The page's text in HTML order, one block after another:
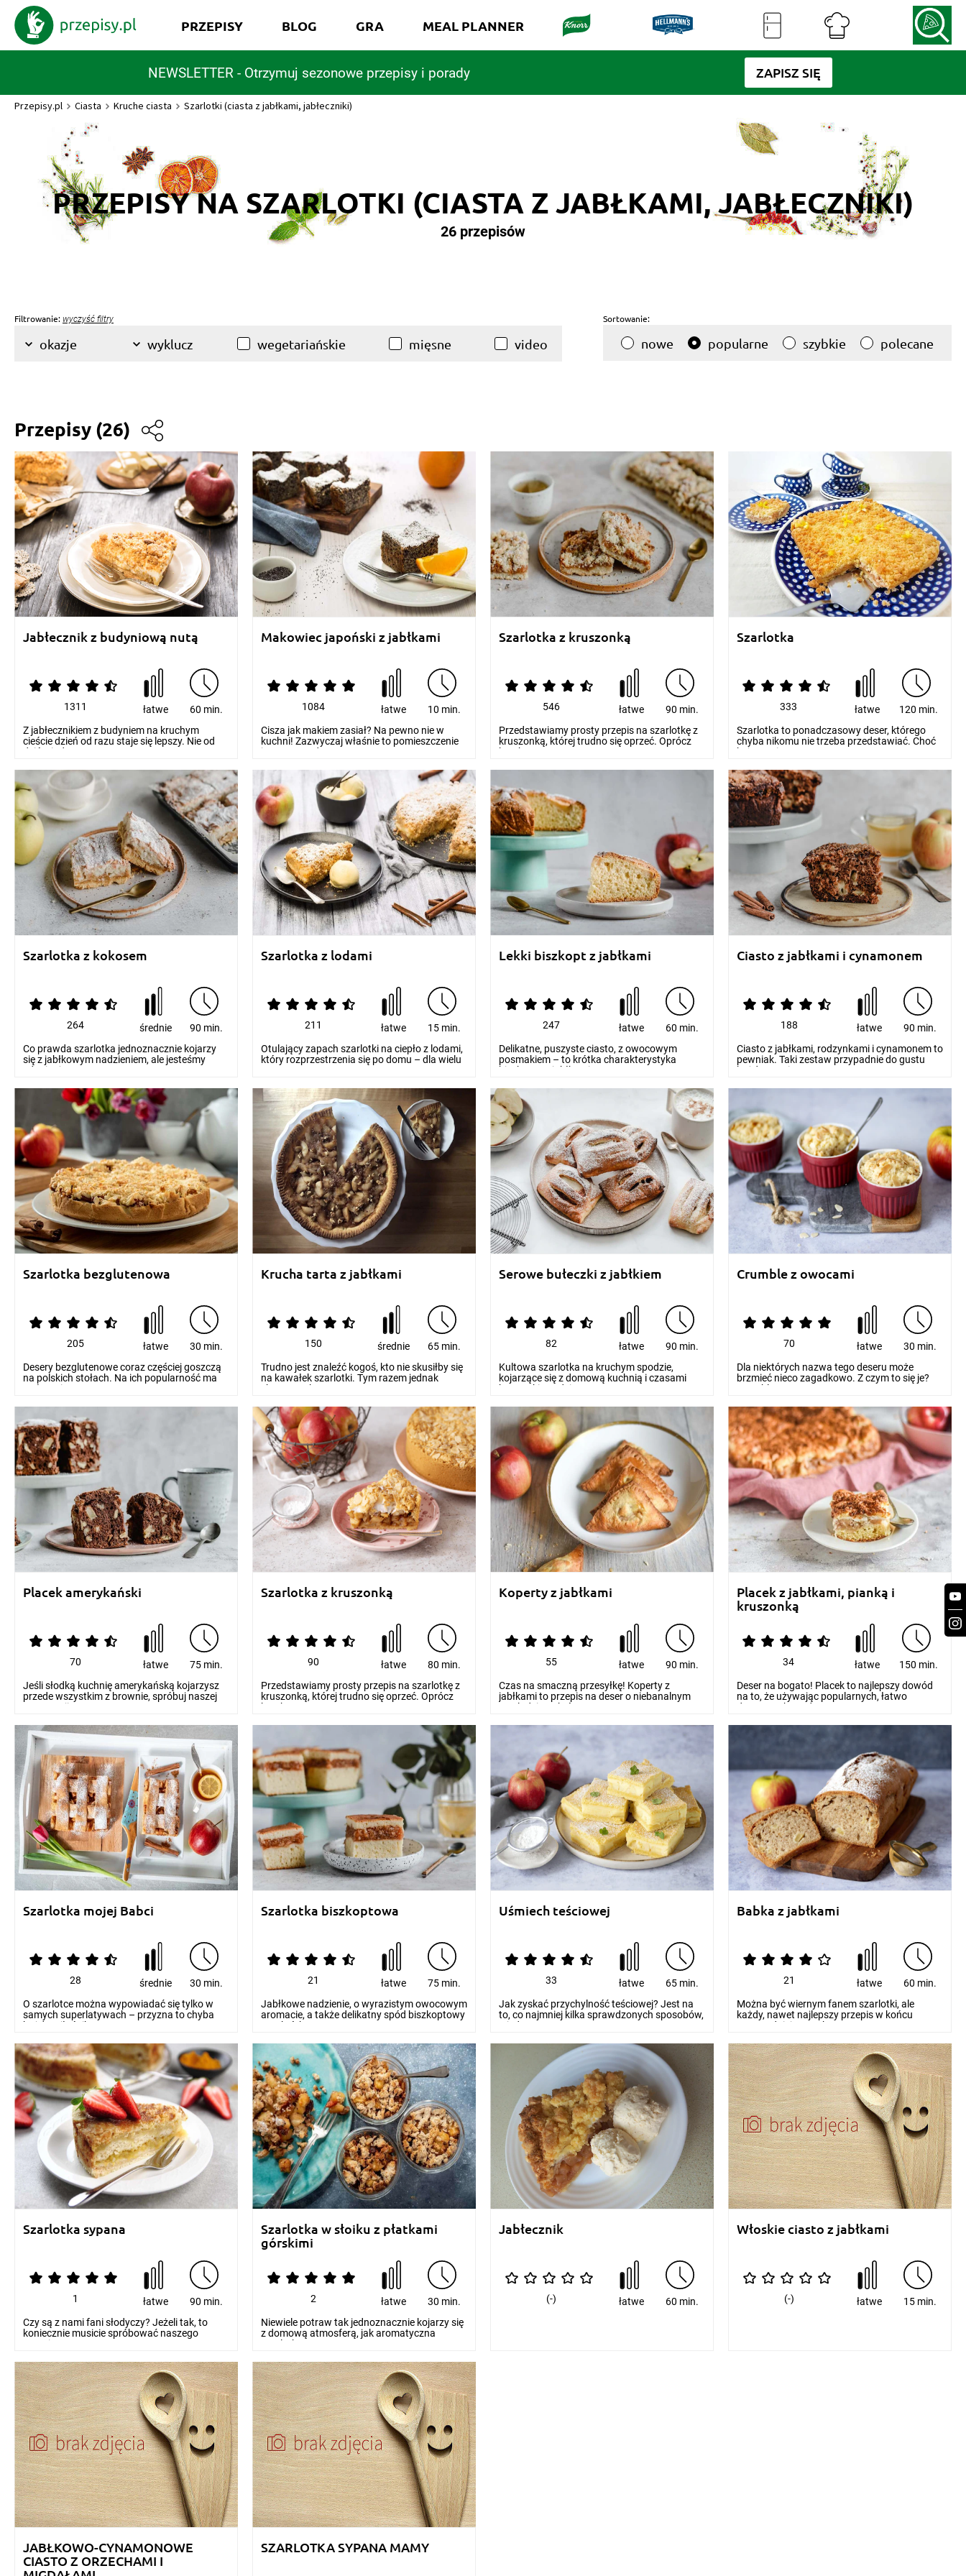
NEWSLETTER - Otrzymuj sezonowe przepisy i porady ZAPISZ SIĘ
PRZEPISY BLOG GRA MEAL PLANNER
Przepisy.pl Ciasta Kruche ciasta Szarlotki (ciasta z jabłkami, jabłeczniki)
PRZEPISY NA SZARLOTKI (CIASTA Z JABŁKAMI, JABŁECZNIKI)
26 przepisów
Filtrowanie: wyczyść filtry
okazje wyklucz wegetariańskie mięsne video
Sortowanie:
nowe popularne szybkie polecane
Przepisy (26)
Jabłecznik z budyniową nutą
1311 łatwe
60 min.
Z jabłecznikiem z budyniem na kruchym
cieście dzień od razu staje się lepszy. Nie od
dziś wiadomo...
Makowiec japoński z jabłkami
1084 łatwe
10 min.
Cisza jak makiem zasiał? Na pewno nie w
kuchni! Zazwyczaj właśnie to pomieszczenie
jest sercem do...
Szarlotka z kruszonką
546 łatwe
90 min.
Przedstawiamy prosty przepis na szarlotkę z
kruszonką, której trudno się oprzeć. Oprócz
kruchego...
Szarlotka
333 łatwe
120 min.
Szarlotka to ponadczasowy deser, którego
chyba nikomu nie trzeba przedstawiać. Choć
kojarzy się z...
Szarlotka z kokosem
264 średnie
90 min.
Co prawda szarlotka jednoznacznie kojarzy
się z jabłkowym nadzieniem, ale jesteśmy
zdania, że sma...
Szarlotka z lodami
211 łatwe
15 min.
Otulający zapach szarlotki na ciepło z lodami,
który rozprzestrzenia się po domu – dla wielu
Lekki biszkopt z jabłkami
247 łatwe
60 min.
Delikatne, puszyste ciasto, z owocowym
posmakiem – to krótka charakterystyka
biszkoptu z jabłkami...
Ciasto z jabłkami i cynamonem
188 łatwe
90 min.
Ciasto z jabłkami, rodzynkami i cynamonem to
pewniak. Taki zestaw przypadnie do gustu
każdemu wie...
Szarlotka bezglutenowa
205 łatwe
30 min.
Desery bezglutenowe coraz częściej goszczą
na polskich stołach. Na ich popularność ma
wpływ nie t...
Krucha tarta z jabłkami
150 średnie
65 min.
Trudno jest znaleźć kogoś, kto nie skusiłby się
na kawałek szarlotki. Tym razem jednak
chcemy pok...
Serowe bułeczki z jabłkiem
82 łatwe
90 min.
Kultowa szarlotka na kruchym spodzie,
kojarzące się z domową kuchnią i czasami
beztroskiego dziec...
Crumble z owocami
70 łatwe
30 min.
Dla niektórych nazwa tego deseru może
brzmieć nieco zagadkowo. Z czym to się je?
Crumble to owoce...
Placek amerykański
70 łatwe
75 min.
Jeśli słodką kuchnię amerykańską kojarzysz
przede wszystkim z brownie, spróbuj naszej
propozycji...
Szarlotka z kruszonką
90 łatwe
80 min.
Przedstawiamy prosty przepis na szarlotkę z
kruszonką, której trudno się oprzeć. Oprócz
kruchego...
Koperty z jabłkami
55 łatwe
90 min.
Czas na smaczną przesyłkę! Koperty z
jabłkami to przepis na deser o niebanalnym
wyglądzie, w któr...
Placek z jabłkami, pianką i
kruszonką
34 łatwe
150 min.
Deser na bogato! Placek to najlepszy dowód
na to, że używając popularnych, łatwo
dostępnych produ...
Szarlotka mojej Babci
28 średnie
30 min.
O szarlotce można wypowiadać się tylko w
samych superlatywach – przyzna to chyba
każdy miłośnik t...
Szarlotka biszkoptowa
21 łatwe
75 min.
Jabłkowe nadzienie, o wyrazistym owocowym
aromacie, a także delikatny spód biszkoptowy
– to krótk...
Uśmiech teściowej
33 łatwe
65 min.
Jak zyskać przychylność teściowej? Jest na
to, co najmniej kilka sprawdzonych sposobów,
a jednym...
Babka z jabłkami
21 łatwe
60 min.
Można być wiernym fanem szarlotki, ale
każdy, nawet najlepszy przepis w końcu
powszednieje. W tak...
Szarlotka sypana
1 łatwe
90 min.
Czy są z nami fani słodyczy? Jeżeli tak, to
koniecznie musicie spróbować naszego
przepisu na szar...
Szarlotka w słoiku z płatkami
górskimi
2 łatwe
30 min.
Niewiele potraw tak jednoznacznie kojarzy się
z domową atmosferą, jak aromatyczna
szarlotka. Kwas...
Jabłecznik
(-) łatwe 60 min.
Włoskie ciasto z jabłkami
(-) łatwe 15 min.
JABŁKOWO-CYNAMONOWE
CIASTO Z ORZECHAMI I
SZARLOTKA SYPANA MAMY